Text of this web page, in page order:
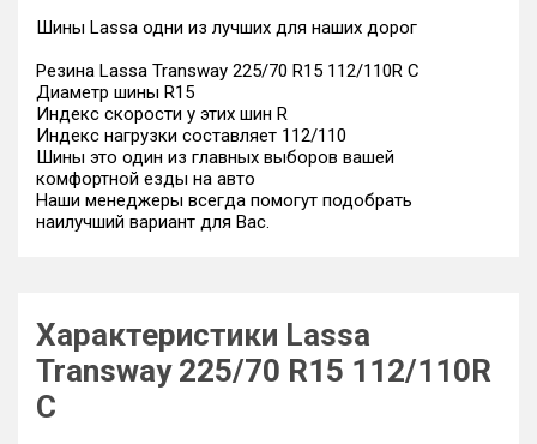
Шины Lassa одни из лучших для наших дорог
Резина Lassa Transway 225/70 R15 112/110R C
Диаметр шины R15
Индекс скорости у этих шин R
Индекс нагрузки составляет 112/110
Шины это один из главных выборов вашей
комфортной езды на авто
Наши менеджеры всегда помогут подобрать
наилучший вариант для Вас.
Характеристики Lassa
Transway 225/70 R15 112/110R
C